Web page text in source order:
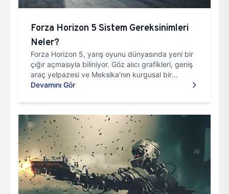
Forza Horizon 5 Sistem Gereksinimleri
Neler?
Forza Horizon 5, yarış oyunu dünyasında yeni bir
çığır açmasıyla biliniyor. Göz alıcı grafikleri, geniş
araç yelpazesi ve Meksika'nın kurgusal bir
temsilini k...
Devamını Gör